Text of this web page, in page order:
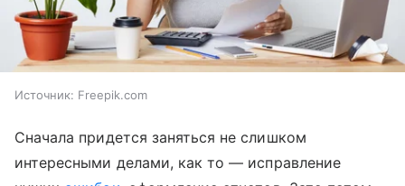
Источник: Freepik.com
Сначала придется заняться не слишком
интересными делами, как то — исправление